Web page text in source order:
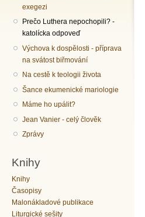
exegezi
Prečo Luthera nepochopili? -
katolícka odpoveď
Výchova k dospělosti - příprava
na svátost biřmování
Na cestě k teologii života
Šance ekumenické mariologie
Máme ho upálit?
Jean Vanier - celý člověk
Zprávy
Knihy
Knihy
Časopisy
Malonákladové publikace
Liturgické sešity